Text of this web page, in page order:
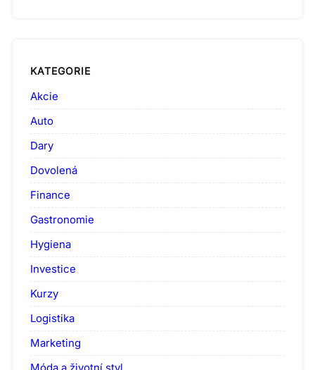
KATEGORIE
Akcie
Auto
Dary
Dovolená
Finance
Gastronomie
Hygiena
Investice
Kurzy
Logistika
Marketing
Móda a životní styl